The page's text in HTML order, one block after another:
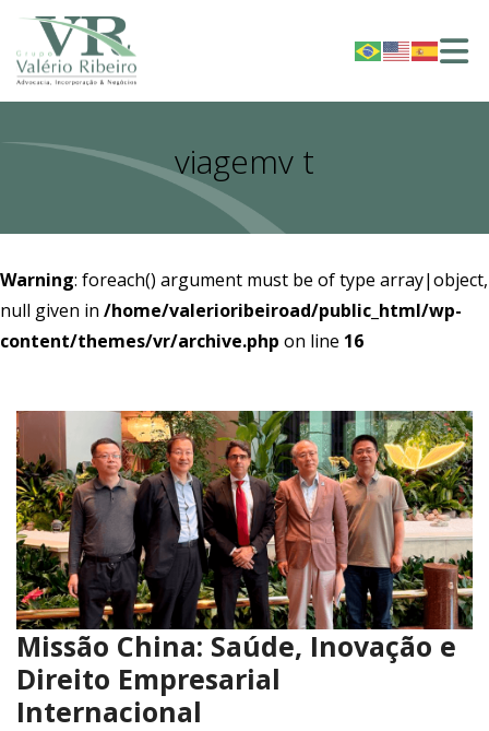
viagemv t
Warning: foreach() argument must be of type array|object,
null given in /home/valerioribeiroad/public_html/wp-
content/themes/vr/archive.php on line 16
Missão China: Saúde, Inovação e
Direito Empresarial
Internacional